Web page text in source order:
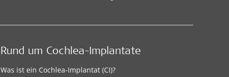
Rund um Cochlea-Implantate
Was ist ein Cochlea-Implantat (CI)?